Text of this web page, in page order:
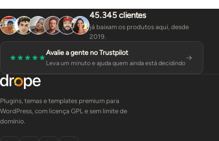
45.345 clientes
já baixam os produtos aqui, desde
2019.
Avalie a gente no Trustpilot
Leva um minuto e ajuda quem ainda está decidindo
Plugins, temas e templates premium para
WordPress, com licença GPL e sem limite de
domínio.